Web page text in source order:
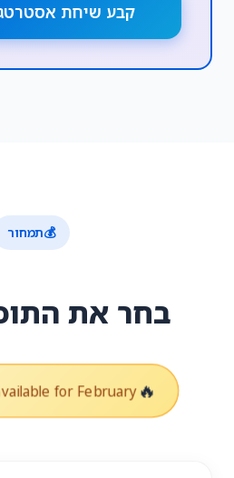
קבע שיחת
💰תמחור
בחר את
🔥
for February